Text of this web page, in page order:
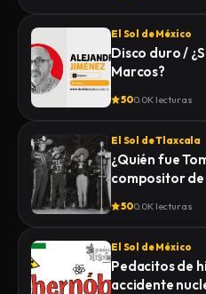
El Sol de México
Disco duro /
Marcos?
500.0K lecturas
El Sol de Tlaxcala
¿Quién fue
compositor
500.0K lecturas
El Sol de México
Pedacitos de
accidente